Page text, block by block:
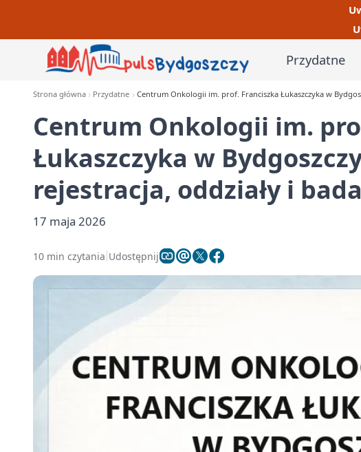
Przydatne
Strona główna Przydatne Centrum Onkologii im. prof. Franciszka Łukaszczyka w
Centrum Onkologii im.
Łukaszczyka w
rejestracja, oddziały i
17 maja 2026
10 min czytania Udostępnij